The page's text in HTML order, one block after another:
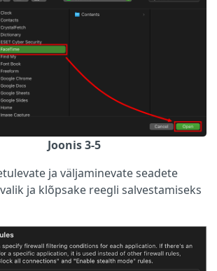
Joonis 3-5
ja väljaminevate seadete
ja klõpsake reegli salvestamiseks